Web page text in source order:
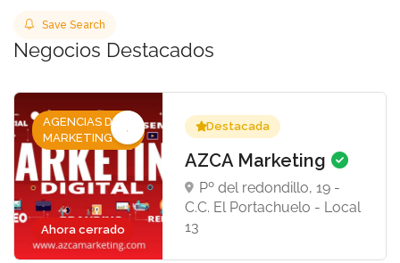
Save Search
Negocios Destacados
Ahora cerrado
AGENCIAS DE
MARKETING
Destacada
AZCA Marketing
Pº del redondillo, 19 -
C.C. El Portachuelo - Local
13